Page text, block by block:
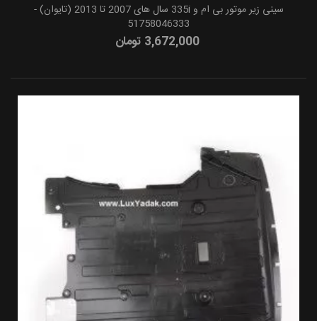
سینی زیر موتور بی ام و 335i سال های 2007 تا 2013 (تایوان) -
51758046333
3,672,000 تومان